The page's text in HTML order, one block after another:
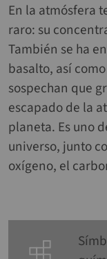
En la atmósfera
raro: su
También se ha
basalto, así
sospechan que
escapado de la
planeta. Es uno
universo, junto
oxígeno, el